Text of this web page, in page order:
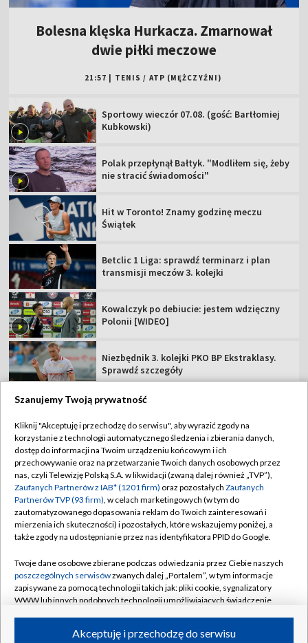
Bolesna klęska Hurkacza. Zmarnował
dwie piłki meczowe
21:57 TENIS / ATP (MĘŻCZYŹNI)
Sportowy wieczór 07.08. (gość: Bartłomiej
Kubkowski)
Polak przepłynął Bałtyk. "Modliłem się, żeby
nie stracić świadomości"
Hit w Toronto! Znamy godzinę meczu
Świątek
Betclic 1 Liga: sprawdź terminarz i plan
transmisji meczów 3. kolejki
Kowalczyk po debiucie: jestem wdzięczny
Polonii [WIDEO]
Niezbędnik 3. kolejki PKO BP Ekstraklasy.
Sprawdź szczegóły
TVP
Abonament TVP
Sklep TVP
Biuro Reklamy
Oferta Handlowa
Emisja w TVP
Rada Programowa
Ogłoszenia przetargowe
Regulamin TVP
Polityka prywatności
Moje zgody
Biuro reklamy
Kanały
©2026 Telewizja Polska Spółka Akcyjna w likwidacji
Szanujemy Twoją prywatność
Kliknij "Akceptuję i przechodzę do serwisu", aby wyrazić zgody na
korzystanie z technologii automatycznego śledzenia i zbierania danych,
dostęp do informacji na Twoim urządzeniu końcowym i ich
przechowywanie oraz na przetwarzanie Twoich danych osobowych przez
nas, czyli Telewizję Polską S.A. w likwidacji (zwaną dalej również „TVP”),
Zaufanych Partnerów z IAB* (1201 firm) oraz pozostałych Zaufanych
Partnerów TVP (93 firm), w celach marketingowych (w tym do
zautomatyzowanego dopasowania reklam do Twoich zainteresowań i
mierzenia ich skuteczności) i pozostałych, które wskazujemy poniżej, a
także zgody na udostępnianie przez nas identyfikatora PPID do Google.
Twoje dane osobowe zbierane podczas odwiedzania przez Ciebie naszych
poszczególnych serwisówzwanych dalej „Portalem”, w tym informacje
zapisywane za pomocą technologii takich jak: pliki cookie, sygnalizatory
WWW lub innych podobnych technologii umożliwiających świadczenie
ruchu w Internecie.Akceptuję i przechodzę do serwisu